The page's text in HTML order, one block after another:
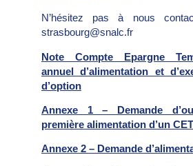
N’hésitez pas à nous
strasbourg@snalc.fr
Note Compte Epargne
annuel d’alimentation et
d’option
Annexe 1 – Demande
première alimentation d’un CET
Annexe 2 – Demande